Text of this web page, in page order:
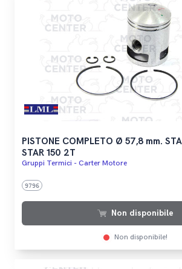
PISTONE COMPLETO Ø 57,8 mm.
STAR 150 2T
Gruppi Termici - Carter Motore
9796
Non disponibile
Non disponibile!